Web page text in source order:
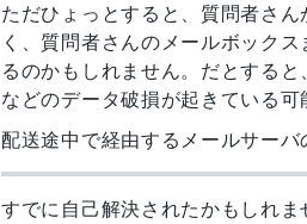
ただひょっとすると、質問者さ
く、質問者さんのメールボック
るのかもしれません。だとする
などのデータ破損が起きている可
配送途中で経由するメールサーバ
すでに自己解決されたかもしれ